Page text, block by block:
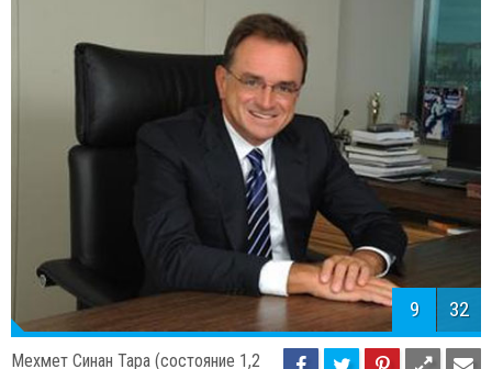
(состояние 1,2 млрд. долларов)